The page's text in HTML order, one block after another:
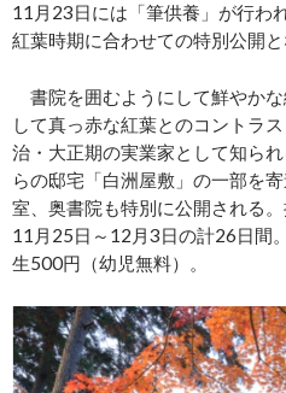
11月23日には「筆供養」が行わ
紅葉時期に合わせての特別公開と
書院を囲むようにして鮮やか
して真っ赤な紅葉とのコントラ
治・大正期の実業家として知ら
らの邸宅「白洲屋敷」の一部を
室、奥書院も特別に公開される
11月25日～12月3日の計26日間
生500円（幼児無料）。